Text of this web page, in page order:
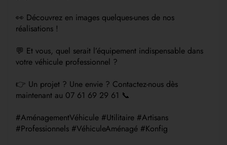
👀 Découvrez en images quelques-unes de nos
réalisations !
💬 Et vous, quel serait l’équipement indispensable dans
votre véhicule professionnel ?
👉 Un projet ? Une envie ? Contactez-nous dès
maintenant au 07 61 69 29 61 📞
#AménagementVéhicule #Utilitaire #Artisans
#Professionnels #VéhiculeAménagé #Konfig